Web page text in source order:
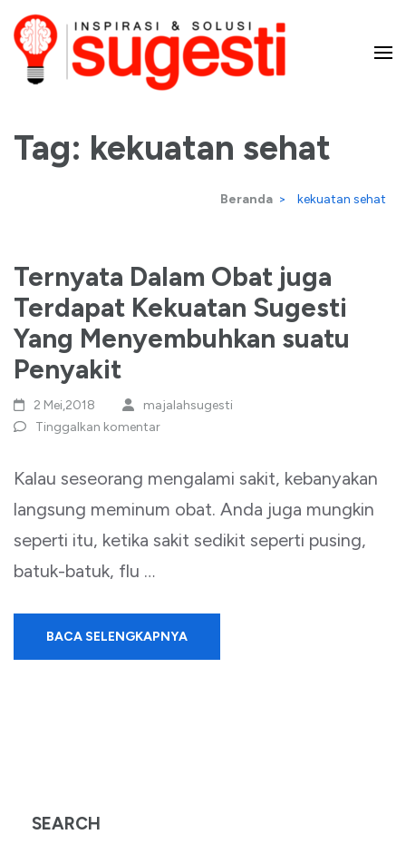
Lompat
ke
konten
Enter)
dan Solusi
Tag: kekuatan sehat
Beranda > kekuatan sehat
Ternyata Dalam Obat juga
Terdapat Kekuatan Sugesti
Yang Menyembuhkan suatu
Penyakit
2 Mei,2018
majalahsugesti
Tinggalkan komentar
Kalau seseorang mengalami sakit, kebanyakan
langsung meminum obat. Anda juga mungkin
seperti itu, ketika sakit sedikit seperti pusing,
batuk-batuk, flu …
BACA SELENGKAPNYA
SEARCH